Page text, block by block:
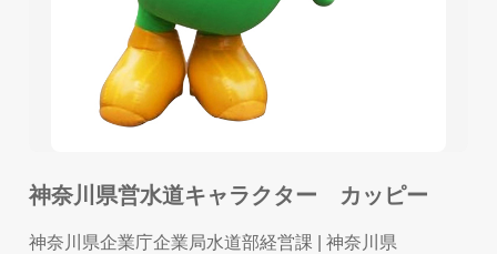
神奈川県営水道キャラクター カッピー
神奈川県企業庁企業局水道部経営課 | 神奈川県